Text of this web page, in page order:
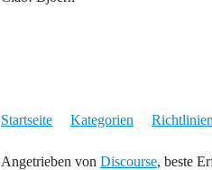
Startseite Kategorien Richtlinien
Angetrieben von Discourse, beste